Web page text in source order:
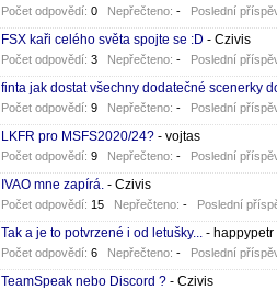
Počet odpovědí: 0Nepřečteno: -Poslední
FSX kaři celého světa spojte se :D - Czivis
Počet odpovědí: 3Nepřečteno: -Poslední
finta jak dostat všechny dodatečné scenerky
Počet odpovědí: 9Nepřečteno: -Poslední
LKFR pro MSFS2020/24?- vojtas
Počet odpovědí: 9Nepřečteno: -Poslední
IVAO mne zapírá.- Czivis
Počet odpovědí: 15Nepřečteno: -Poslední
Tak a je to potvrzené i od letušky...- happypetr
Počet odpovědí: 6Nepřečteno: -Poslední
TeamSpeak nebo Discord ?- Czivis